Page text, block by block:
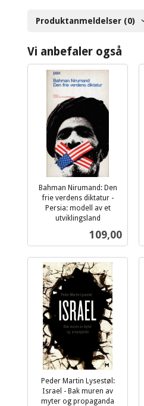
Produktanmeldelser (0)
Vi anbefaler også
Bahman Nirumand: Den
frie verdens diktatur -
Persia: modell av et
utviklingsland
Pris
109,00
Peder Martin Lysestøl:
Israel - Bak muren av
myter og propaganda